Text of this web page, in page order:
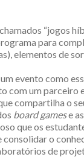
“jogos
para
elementos de
evento como
com um parceiro
compartilha o
board gamese
que os
o
de